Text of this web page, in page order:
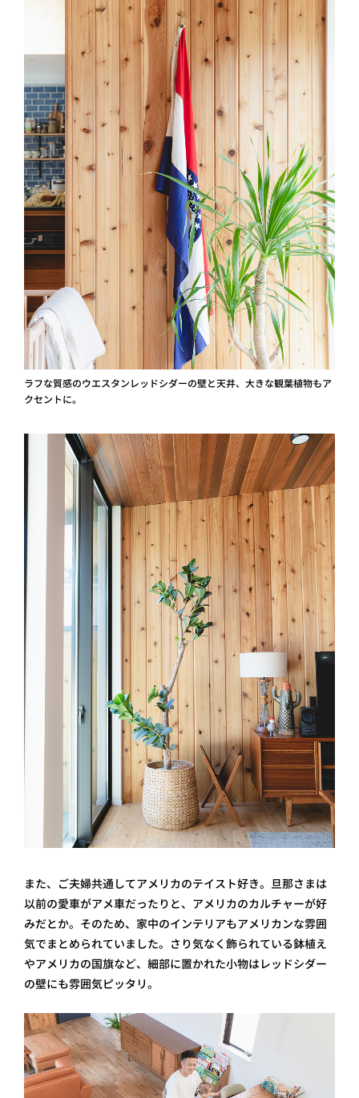
ラフな質感のウエスタンレッドシダーの壁と天井、大きな観葉植物もア
クセントに。
また、ご夫婦共通してアメリカのテイスト好き。旦那さまは
以前の愛車がアメ車だったりと、アメリカのカルチャーが好
みだとか。そのため、家中のインテリアもアメリカンな雰囲
気でまとめられていました。さり気なく飾られている鉢植え
やアメリカの国旗など、細部に置かれた小物はレッドシダー
の壁にも雰囲気ピッタリ。